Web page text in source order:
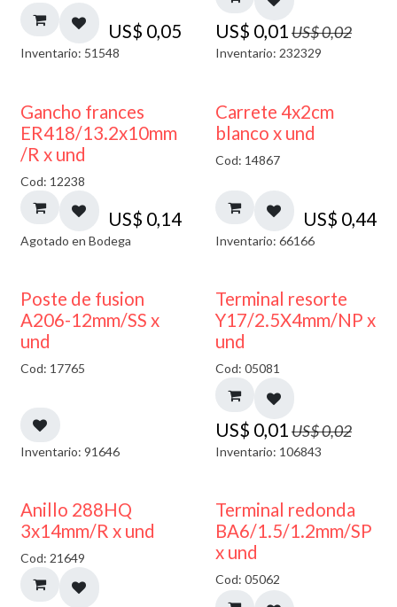
US$ 0,05
Inventario: 51548
US$ 0,01US$0,02
Inventario: 232329
AGOTADO
Gancho frances
ER418/13.2x10mm
/R x und
Cod: 12238
US$ 0,14
Agotado en Bodega
Carrete 4x2cm
blanco x und
Cod: 14867
US$ 0,44
Inventario: 66166
Poste de fusion
A206-12mm/SS x
und
Cod: 17765
Inventario: 91646
50% DESCUENTO
Terminal resorte
Y17/2.5X4mm/NP x
und
Cod: 05081
US$ 0,01 US$0,02
Inventario: 106843
50% DESCUENTO
Anillo 288HQ
3x14mm/R x und
Cod: 21649
Terminal redonda
BA6/1.5/1.2mm/SP
x und
Cod: 05062